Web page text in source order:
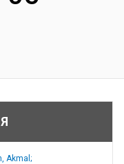
Akmal;